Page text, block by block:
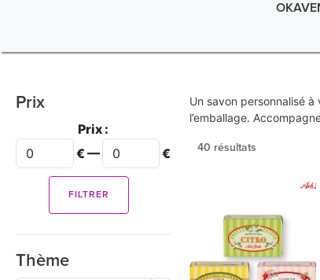
Prix
FILTRER
€ — €
Prix :
Thème
Un savon personnalisé
l’emballage.
40 résultats